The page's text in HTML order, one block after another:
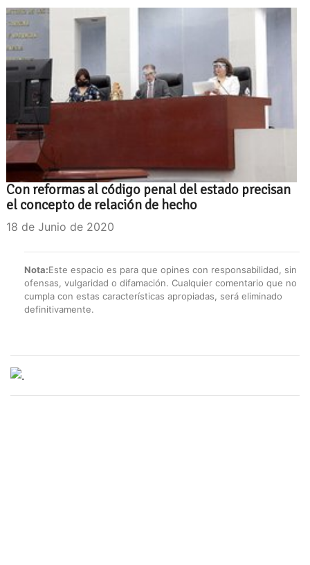
Con reformas al código penal del estado precisan
el concepto de relación de hecho
18 de Junio de 2020
Nota:Este espacio es para que opines con responsabilidad, sin
ofensas, vulgaridad o difamación. Cualquier comentario que no
cumpla con estas características apropiadas, será eliminado
definitivamente.